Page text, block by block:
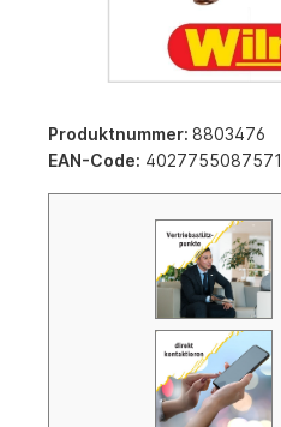
Produktnummer: 8803476
EAN-Code: 4027755087571